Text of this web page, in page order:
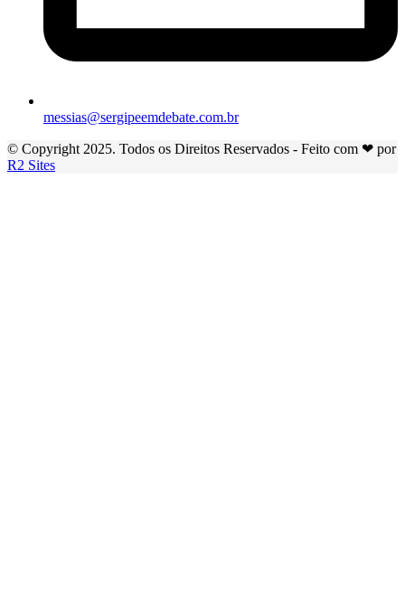
messias@sergipeemdebate.com.br
© Copyright 2025. Todos os Direitos Reservados - Feito com ❤ por
R2 Sites